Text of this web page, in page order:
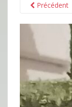
Précédent